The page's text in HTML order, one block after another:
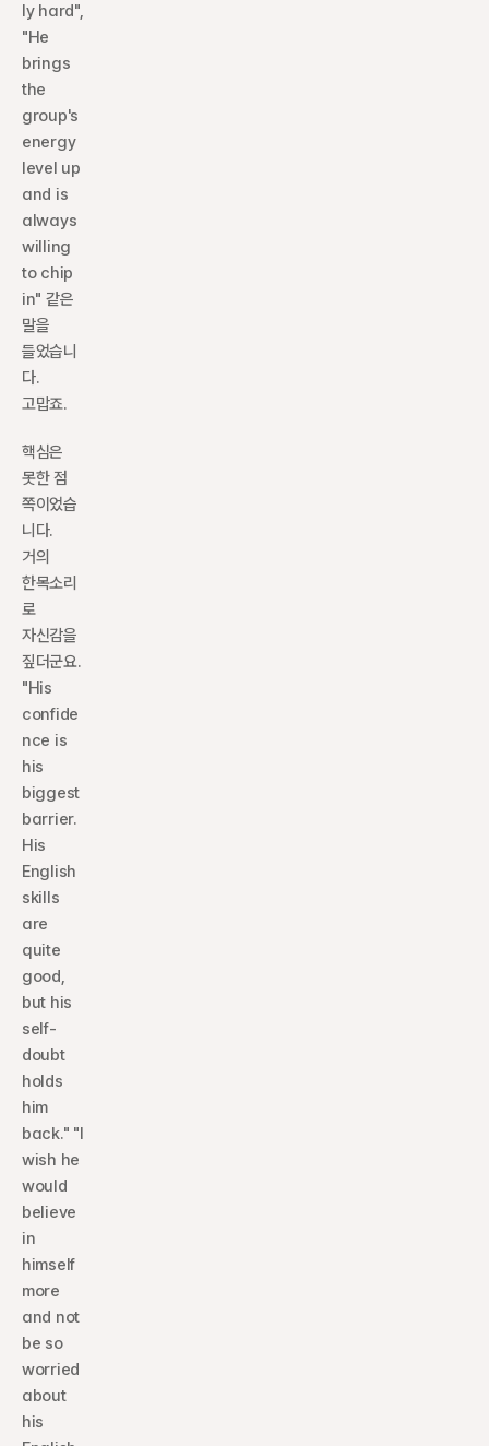
ly hard",
"He
brings
the
group's
energy
level up
and is
always
willing
to chip
in" 같은
말을
들었습니
다.
고맙죠.
핵심은
못한 점
쪽이었습
니다.
거의
한목소리
로
자신감을
짚더군요.
"His
confide
nce is
his
biggest
barrier.
His
English
skills
are
quite
good,
but his
self-
doubt
holds
him
back." "I
wish he
would
believe
in
himself
more
and not
be so
worried
about
his